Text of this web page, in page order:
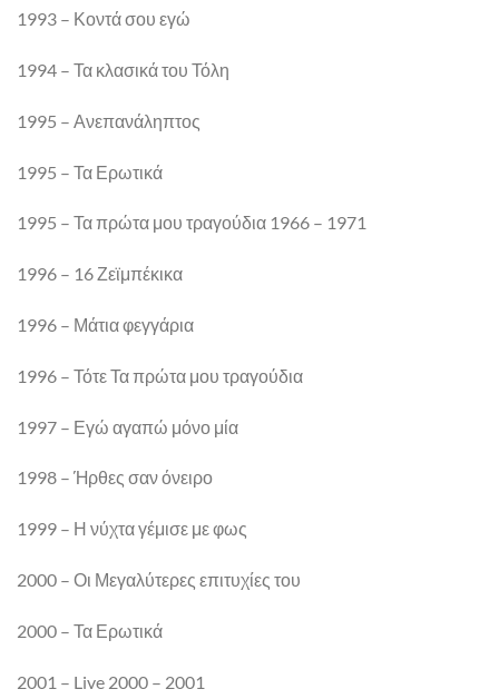
1993 – Κοντά σου εγώ
1994 – Τα κλασικά του Τόλη
1995 – Ανεπανάληπτος
1995 – Τα Ερωτικά
1995 – Τα πρώτα μου τραγούδια 1966 – 1971
1996 – 16 Ζεϊμπέκικα
1996 – Μάτια φεγγάρια
1996 – Τότε Τα πρώτα μου τραγούδια
1997 – Εγώ αγαπώ μόνο μία
1998 – Ήρθες σαν όνειρο
1999 – Η νύχτα γέμισε με φως
2000 – Οι Μεγαλύτερες επιτυχίες του
2000 – Τα Ερωτικά
2001 – Live 2000 – 2001